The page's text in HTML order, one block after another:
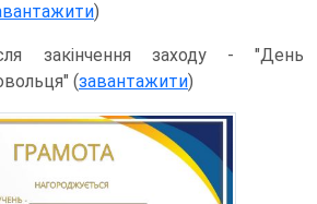
)
закінчення заходу - "День
(завантажити)